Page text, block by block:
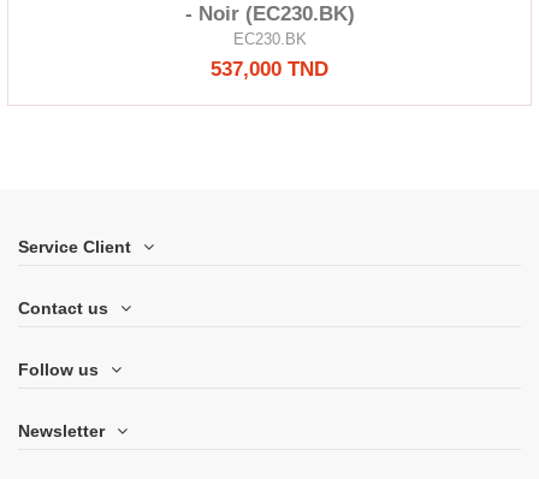
- Noir (EC230.BK)
EC230.BK
537,000 TND
Service Client
Contact us
Follow us
Newsletter